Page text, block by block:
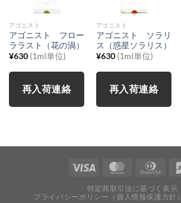
アゴニスト
アゴニスト フロー
ララスト（花の渦）
¥630 (1ml単位)
再入荷連絡
アゴニスト
アゴニスト ソラリ
ス（惑星ソラリス）
¥630 (1ml単位)
再入荷連絡
特定商取引法に基づく表示
プライバシーポリシー（個人情報保護方針）